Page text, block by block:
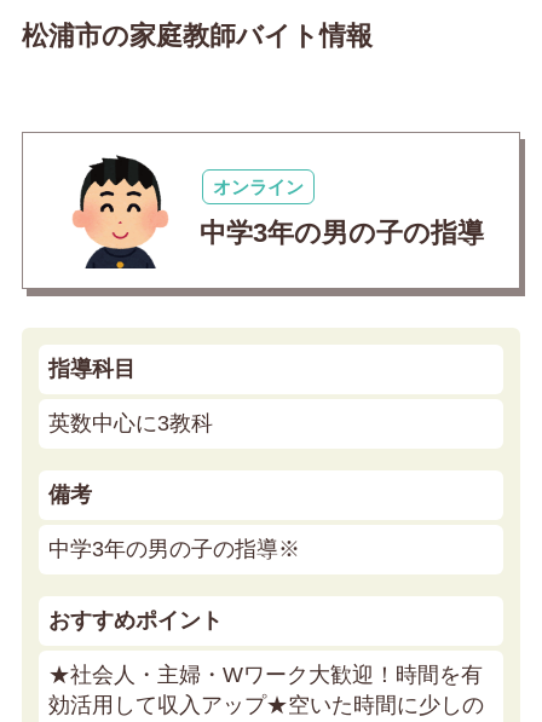
松浦市の家庭教師バイト情報
オンライン
中学3年の男の子の指導
指導科目
英数中心に3教科
備考
中学3年の男の子の指導※
おすすめポイント
★社会人・主婦・Wワーク大歓迎！時間を有
効活用して収入アップ★空いた時間に少しの